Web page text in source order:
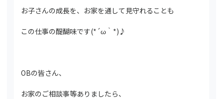
お子さんの成長を、お家を通して見守れることも
この仕事の醍醐味です(*´ω｀*)♪
OBの皆さん、
お家のご相談事等ありましたら、